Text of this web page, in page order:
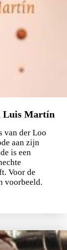
Luis Martín
van der Loo
aan zijn
is een
Voor de
voorbeeld.